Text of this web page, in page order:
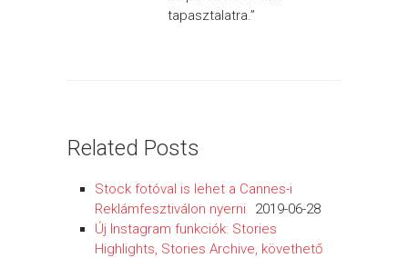
tapasztalatra.”
Related Posts
Stock fotóval is lehet a Cannes-i
Reklámfesztiválon nyerni
2019-06-28
Új Instagram funkciók: Stories
Highlights, Stories Archive, követhető